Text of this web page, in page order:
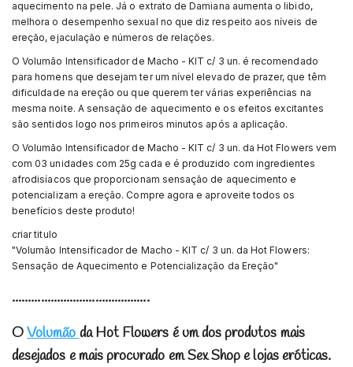
aquecimento na pele. Já o extrato de Damiana aumenta o libido,
melhora o desempenho sexual no que diz respeito aos níveis de
ereção, ejaculação e números de relações.
O Volumão Intensificador de Macho - KIT c/ 3 un. é recomendado
para homens que desejam ter um nível elevado de prazer, que têm
dificuldade na ereção ou que querem ter várias experiências na
mesma noite. A sensação de aquecimento e os efeitos excitantes
são sentidos logo nos primeiros minutos após a aplicação.
O Volumão Intensificador de Macho - KIT c/ 3 un. da Hot Flowers vem
com 03 unidades com 25g cada e é produzido com ingredientes
afrodisíacos que proporcionam sensação de aquecimento e
potencializam a ereção. Compre agora e aproveite todos os
benefícios deste produto!
criar titulo
"Volumão Intensificador de Macho - KIT c/ 3 un. da Hot Flowers:
Sensação de Aquecimento e Potencialização da Ereção"
...........................................
OVolumãoda Hot Flowers é um dos produtos mais
desejados e mais procurado em Sex Shop e lojas eróticas.